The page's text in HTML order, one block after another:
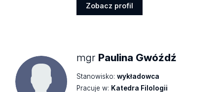
Zobacz profil
mgr Paulina Gwóźdź
Stanowisko: wykładowca
Pracuje w: Katedra Filologii